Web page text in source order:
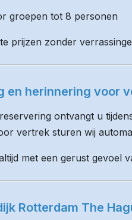
groepen tot 8 personen
prijzen zonder
en herinnering voor
ontvangt u
vertrek sturen wij
met een gerust gevoel
Rotterdam The